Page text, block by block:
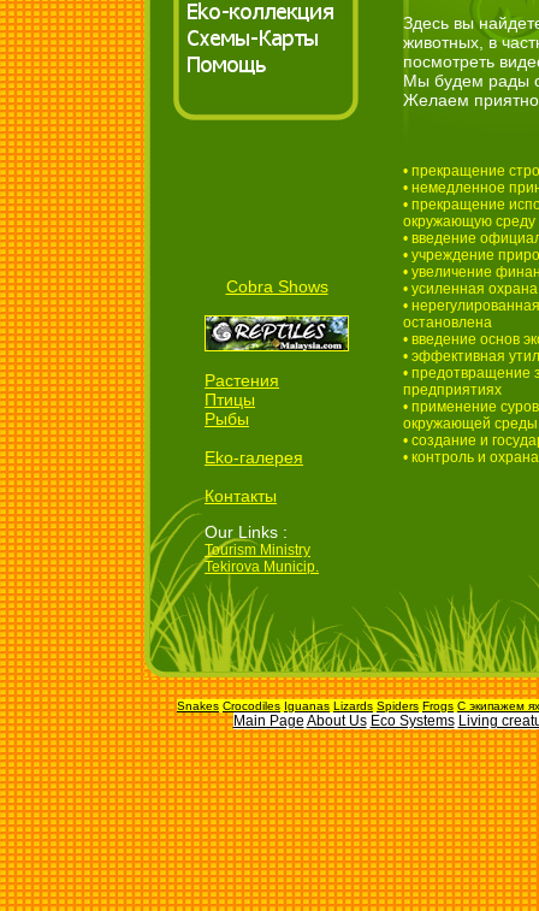
Cobra Shows
Растения
Птицы
Рыбы
Eko-галерея
Контакты
Our Links :
Tourism Ministry
Tekirova Municip.
Здесь вы
животных, в
посмотреть
Мы будем рады
Желаем
• прекращение
• немедленное
• прекращение
окружающую среду
• введение
• учреждение
• увеличение
• усиленная
•
остановлена
• введение основ
• эффективная
• предотвращение
предприятиях
• применение
окружающей среды
• создание и
• контроль и
Snakes Crocodiles Iguanas Lizards Spiders Frogs С экипажем
Main Page About Us Eco Systems Living